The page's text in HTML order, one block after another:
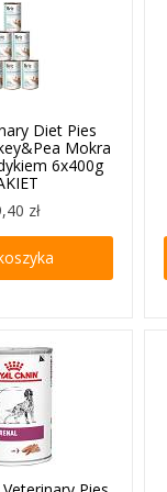
Diet Pies
Mokra
6x400g
zł